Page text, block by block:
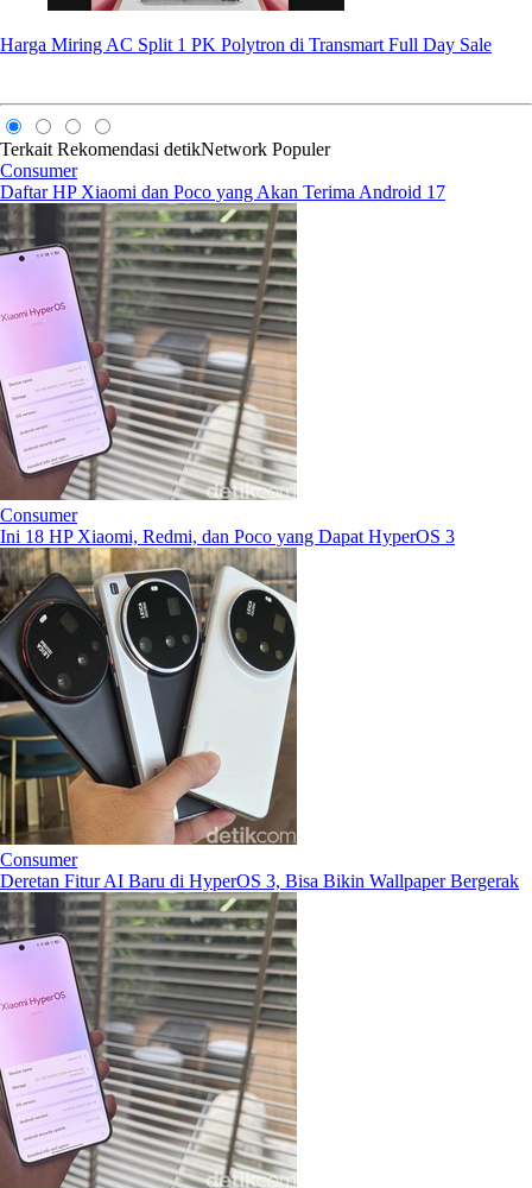
Harga Miring AC Split 1 PK Polytron di Transmart Full Day Sale
Terkait Rekomendasi detikNetwork Populer
Consumer
Daftar HP Xiaomi dan Poco yang Akan Terima Android 17
Consumer
Ini 18 HP Xiaomi, Redmi, dan Poco yang Dapat HyperOS 3
Consumer
Deretan Fitur AI Baru di HyperOS 3, Bisa Bikin Wallpaper Bergerak